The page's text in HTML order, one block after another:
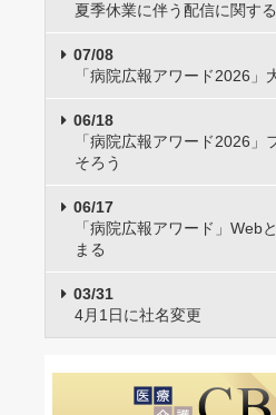
夏季休業に伴う配信に関す
07/08
「病院広報アワード2026」
06/18
「病院広報アワード2026」
そろう
06/17
「病院広報アワード」Web
まる
03/31
4月1日に社名変更